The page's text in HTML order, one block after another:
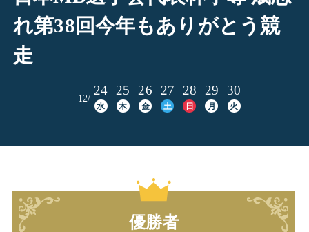
れ第38回今年もありがとう競
走
12/
24
水
25
木
26
金
27
土
28
日
29
月
30
火
優勝者